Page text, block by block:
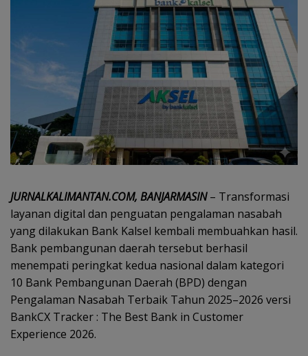
JURNALKALIMANTAN.COM, BANJARMASIN– Transformasi
layanan digital dan penguatan pengalaman nasabah
yang dilakukan Bank Kalsel kembali membuahkan hasil.
Bank pembangunan daerah tersebut berhasil
menempati peringkat kedua nasional dalam kategori
10 Bank Pembangunan Daerah (BPD) dengan
Pengalaman Nasabah Terbaik Tahun 2025–2026 versi
BankCX Tracker : The Best Bank in Customer
Experience 2026.